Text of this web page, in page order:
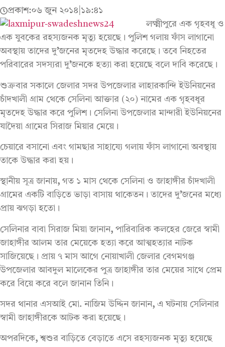
প্রকাশ:০৬ জুন ২০১৪ ১৯:৪১
লক্ষ্মীপুরে এক গৃহবধূ ও
এক যুবকের রহস্যজনক মৃত্যু হয়েছে। পুলিশ গলায় ফাঁস লাগানো
অবস্থায় তাদের দু’জনের মৃতদেহ উদ্ধার করেছে। তবে নিহতের
পরিবারের সদস্যরা দু’জনকে হত্যা করা হয়েছে বলে দাবি করেছে।
শুক্রবার সকালে জেলার সদর উপজেলার লাহারকান্দি ইউনিয়নের
চাঁদখালী গ্রাম থেকে সেলিনা আক্তার (২০) নামের এক গৃহবধূর
মৃতদেহ উদ্ধার করে পুলিশ। সেলিনা উপজেলার মান্দারী ইউনিয়নের
যাদৈয়া গ্রামের সিরাজ মিয়ার মেয়ে।
চেয়ারে বসানো এবং গামছার সাহায্যে গলায় ফাঁস লাগানো অবস্থায়
তাকে উদ্ধার করা হয়।
স্থানীয় সূত্র জানায়, গত ১ মাস থেকে সেলিনা ও জাহাঙ্গীর চাঁদখালী
গ্রামের একটি বাড়িতে ভাড়া বাসায় থাকেতন। তাদের দু’জনের মধ্যে
প্রায় ঝগড়া হতো।
সেলিনার বাবা সিরাজ মিয়া জানান, পারিবারিক কলহের জেরে স্বামী
জাহাঙ্গীর আলম তার মেয়েকে হত্যা করে আত্মহত্যার নাটক
সাজিয়েছে। প্রায় ৭ মাস আগে নোয়াখালী জেলার বেগমগঞ্জ
উপজেলার আবদুল মালেকের পুত্র জাহাঙ্গীর তার মেয়ের সাথে প্রেম
করে বিয়ে করে বলে জানান তিনি।
সদর থানার এসআই মো. নাজিম উদ্দিন জানান, এ ঘটনায় সেলিনার
স্বামী জাহাঙ্গীরকে আটক করা হয়েছে।
অপরদিকে,শ্বশুর বাড়িতে বেড়াতে এসে রহস্যজনক মৃত্যু হয়েছে